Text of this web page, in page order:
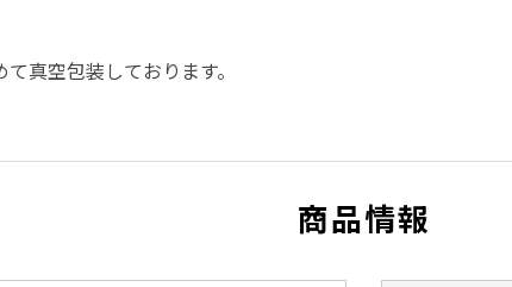
真空包装しております。
商品情報